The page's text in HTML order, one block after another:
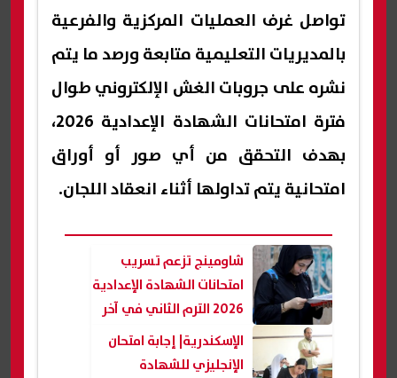
تواصل غرف العمليات المركزية والفرعية
بالمديريات التعليمية متابعة ورصد ما يتم
نشره على جروبات الغش الإلكتروني طوال
فترة امتحانات الشهادة الإعدادية 2026،
بهدف التحقق من أي صور أو أوراق
امتحانية يتم تداولها أثناء انعقاد اللجان.
شاومينج تزعم تسريب
امتحانات الشهادة الإعدادية
2026 الترم الثاني في آخر
يوم
الإسكندرية| إجابة امتحان
الإنجليزي للشهادة